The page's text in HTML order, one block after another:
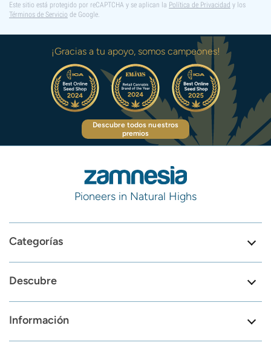
Este sitio está protegido por reCAPTCHA y se aplican la Política de Privacidad y los
Términos de Servicio de Google.
¡Gracias a tu apoyo, somos campeones!
Descubre todos nuestros
premios
Pioneers in Natural Highs
Categorías
Descubre
Información